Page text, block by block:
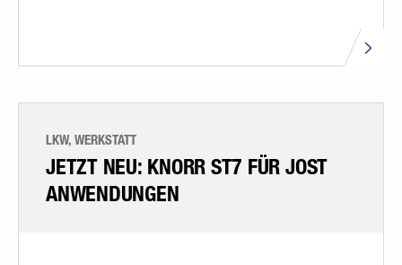
LKW, WERKSTATT
JETZT NEU: KNORR ST7 FÜR JOST
ANWENDUNGEN